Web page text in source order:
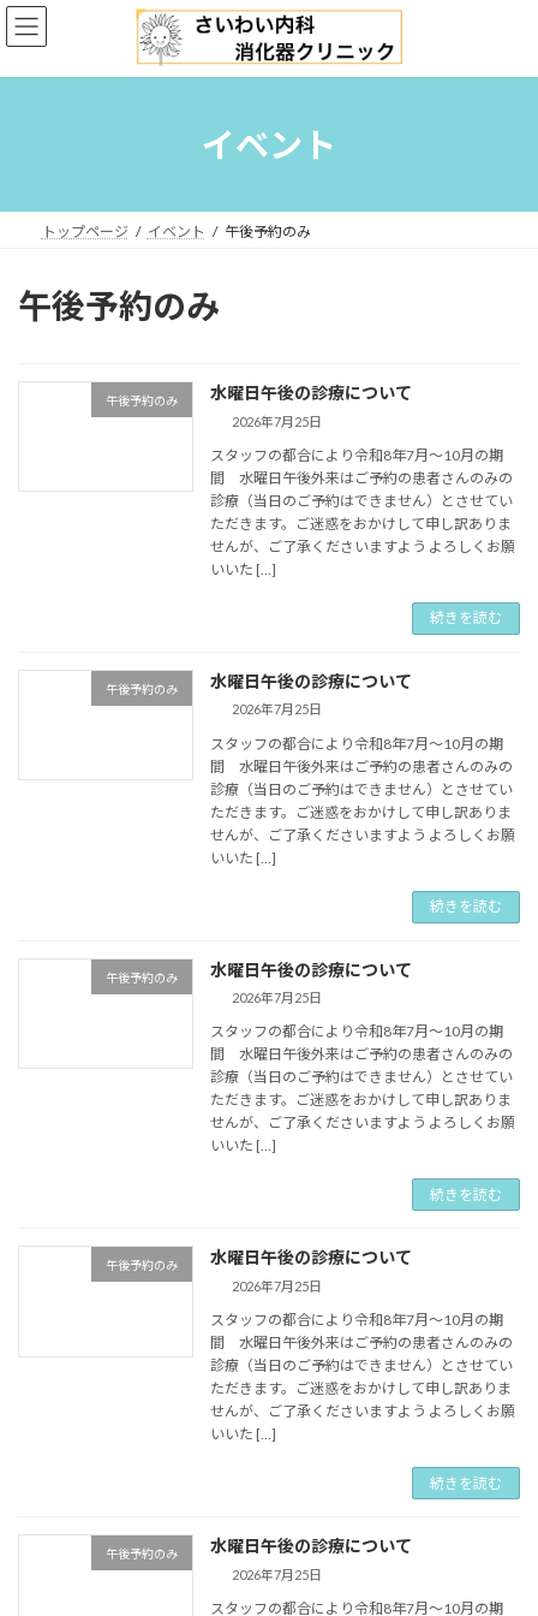
コ
ン
ン
ナ
ビ
ー
イベント
トップページ イベント 午後予約のみ
午後予約のみ
午後予約のみ 水曜日午後の診療について
2026年7月25日
スタッフの都合により令和8年7月〜10月の期
間 水曜日午後外来はご予約の患者さんのみの
診療（当日のご予約はできません）とさせてい
ただきます。ご迷惑をおかけして申し訳ありま
せんが、ご了承くださいますよう よろしくお願
いいた […]
続きを読む
午後予約のみ 水曜日午後の診療について
2026年7月25日
スタッフの都合により令和8年7月〜10月の期
間 水曜日午後外来はご予約の患者さんのみの
診療（当日のご予約はできません）とさせてい
ただきます。ご迷惑をおかけして申し訳ありま
せんが、ご了承くださいますよう よろしくお願
いいた […]
続きを読む
午後予約のみ 水曜日午後の診療について
2026年7月25日
スタッフの都合により令和8年7月〜10月の期
間 水曜日午後外来はご予約の患者さんのみの
診療（当日のご予約はできません）とさせてい
ただきます。ご迷惑をおかけして申し訳ありま
せんが、ご了承くださいますよう よろしくお願
いいた […]
続きを読む
午後予約のみ 水曜日午後の診療について
2026年7月25日
スタッフの都合により令和8年7月〜10月の期
間 水曜日午後外来はご予約の患者さんのみの
診療（当日のご予約はできません）とさせてい
ただきます。ご迷惑をおかけして申し訳ありま
せんが、ご了承くださいますよう よろしくお願
いいた […]
続きを読む
午後予約のみ 水曜日午後の診療について
2026年7月25日
スタッフの都合により令和8年7月〜10月の期